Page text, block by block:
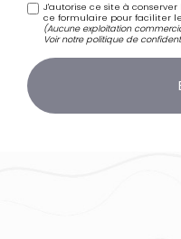
J'autorise ce site à
ce formulaire pour faciliter
(Aucune exploitation
Voir notrepolitique de